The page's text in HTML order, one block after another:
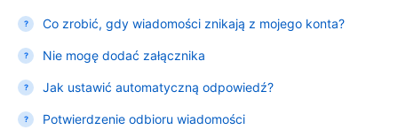
Co zrobić, gdy wiadomości znikają z mojego konta?
Nie mogę dodać załącznika
Jak ustawić automatyczną odpowiedź?
Potwierdzenie odbioru wiadomości